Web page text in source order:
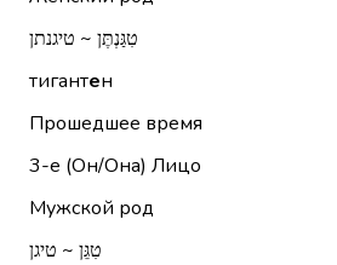
טִגַּנְתֶּן ~ טיגנתן
тигантен
Прошедшее время
3-е (Он/Она) Лицо
Мужской род
טִגֵּן ~ טיגן